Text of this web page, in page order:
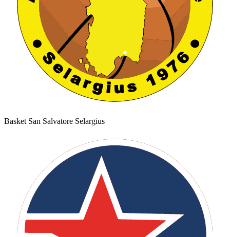
Basket San Salvatore Selargius